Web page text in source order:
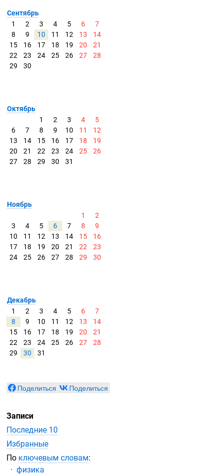
Сентябрь
1
2 3 4 5 6
7
8
9 10 11 12 13
14
15
16 17 18 19 20
21
22
23 24 25 26 27
28
29
30
Октябрь
1
2 3 4
5
6
7 8 9 10 11
12
13
14 15 16 17 18
19
20
21 22 23 24 25
26
27
28 29 30 31
Ноябрь
1
2
3
4 5 6 7 8
9
10
11 12 13 14 15
16
17
18 19 20 21 22
23
24
25 26 27 28 29 30
Декабрь
1
2 3 4 5 6
7
8
9 10 11 12 13
14
15
16 17 18 19 20
21
22
23 24 25 26 27
28
29
30 31
Поделиться Поделиться
Записи
Последние 10
Избранные
По ключевым словам:
физика